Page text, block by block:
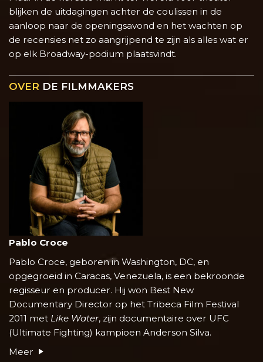
blijken de uitdagingen achter de coulissen in de
aanloop naar de openingsavond en het wachten op
de recensies net zo aangrijpend te zijn als alles wat er
op elk Broadway-podium plaatsvindt.
OVER DE FILMMAKERS
Pablo Croce
Pablo Croce, geboren in Washington, DC, en
opgegroeid in Caracas, Venezuela, is een bekroonde
regisseur en producer. Hij won Best New
Documentary Director op het Tribeca Film Festival
2011 met Like Water, zijn documentaire over UFC
(Ultimate Fighting) kampioen Anderson Silva.
Meer